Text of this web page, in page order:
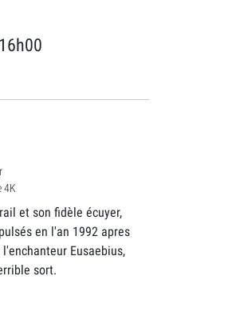
4K
et son fidèle écuyer,
en l'an 1992 apres
Eusaebius,
sort.